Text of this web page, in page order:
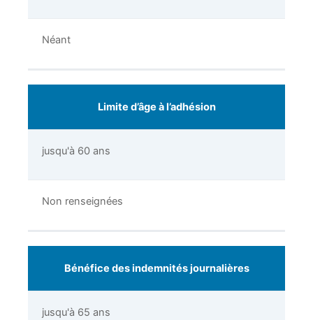
Néant
Limite d’âge à l’adhésion
jusqu'à 60 ans
Non renseignées
Bénéfice des indemnités journalières
jusqu'à 65 ans